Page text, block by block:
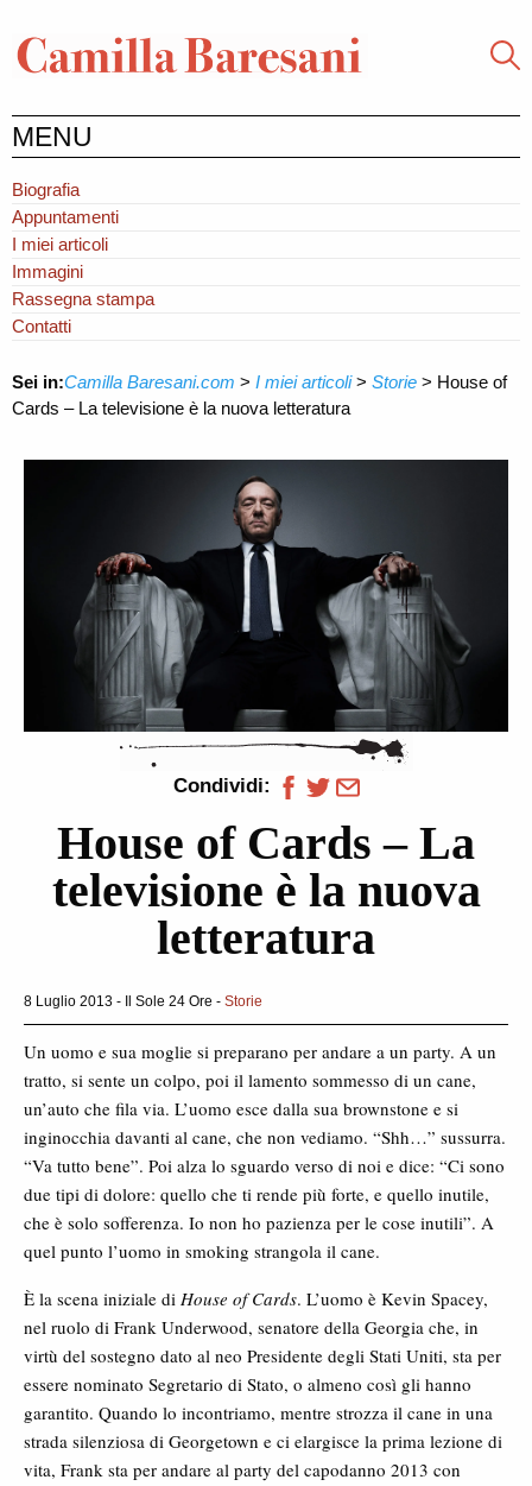
MENU
Biografia
Appuntamenti
I miei articoli
Immagini
Rassegna stampa
Contatti
Sei in:Camilla Baresani.com > I miei articoli> Storie > House of
Cards – La televisione è la nuova letteratura
Condividi:
House of Cards – La
televisione è la nuova
letteratura
8 Luglio 2013 - Il Sole 24 Ore - Storie
Un uomo e sua moglie si preparano per andare a un party. A un
tratto, si sente un colpo, poi il lamento sommesso di un cane,
un’auto che fila via. L’uomo esce dalla sua brownstone e si
inginocchia davanti al cane, che non vediamo. “Shh…” sussurra.
“Va tutto bene”. Poi alza lo sguardo verso di noi e dice: “Ci sono
due tipi di dolore: quello che ti rende più forte, e quello inutile,
che è solo sofferenza. Io non ho pazienza per le cose inutili”. A
quel punto l’uomo in smoking strangola il cane.
È la scena iniziale di House of Cards. L’uomo è Kevin Spacey,
nel ruolo di Frank Underwood, senatore della Georgia che, in
virtù del sostegno dato al neo Presidente degli Stati Uniti, sta per
essere nominato Segretario di Stato, o almeno così gli hanno
garantito. Quando lo incontriamo, mentre strozza il cane in una
strada silenziosa di Georgetown e ci elargisce la prima lezione di
vita, Frank sta per andare al party del capodanno 2013 con